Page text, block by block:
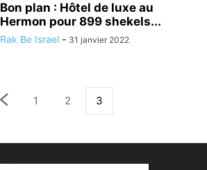
Bon plan : Hôtel de luxe au
Hermon pour 899 shekels...
Rak Be Israel - 31 janvier 2022
1 2 3